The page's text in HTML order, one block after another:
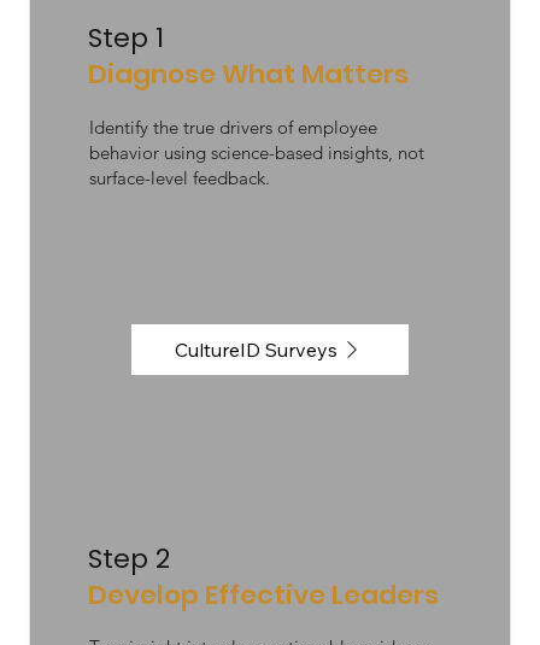
Step 1
Diagnose What Matters
Identify the true drivers of employee
behavior using science-based insights, not
surface-level feedback.
CultureID Surveys
Step 2
Develop Effective Leaders